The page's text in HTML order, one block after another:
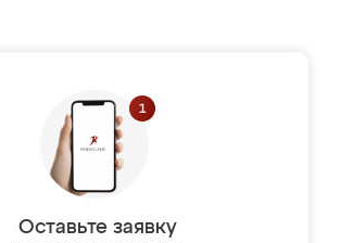
Оставьте заявку